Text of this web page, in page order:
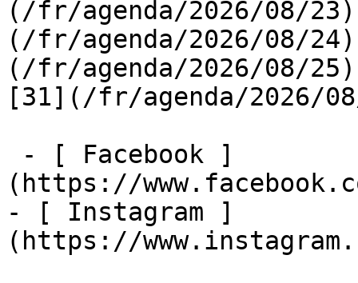
(/fr/agenda/2026/08/
(/fr/agenda/2026/08/
(/fr/agenda/2026/08/
[31](/fr/agenda/
(https://
- [ Instagram ]
(https://